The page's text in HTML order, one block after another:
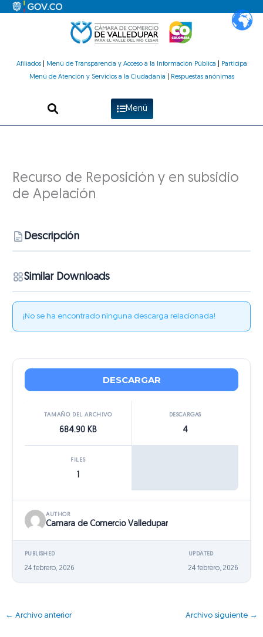
Afiliados| Menú de Transparencia y Acceso a la Información Pública
Participa
Menú de Atención y Servicios a la Ciudadanía
Respuestas anónimas
Menú
Recurso de Reposición y en subsidio
de Apelación
Descripción
Similar Downloads
¡No se ha encontrado ninguna descarga relacionada!
DESCARGAR
TAMAÑO DEL ARCHIVO
684.90 KB
DESCARGAS
4
FILES
AUTHOR
Camara de Comercio Valledupar
PUBLISHED
24 febrero, 2026
UPDATED
24 febrero, 2026
← Archivo anterior Archivo siguiente →